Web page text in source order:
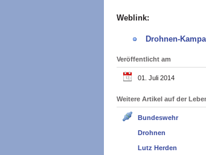
Weblink:
Drohnen-
Veröffentlicht am
01. Juli 2014
Weitere Artikel auf der
Bundeswehr
Drohnen
Lutz Herden